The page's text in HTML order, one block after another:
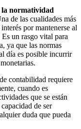
la normatividad
de las cualidades más
por mantenerse al
un rasgo vital para
ya que las normas
día es posible incurrir
contabilidad requiere
cuando es
que se están
de ser
duda que pueda